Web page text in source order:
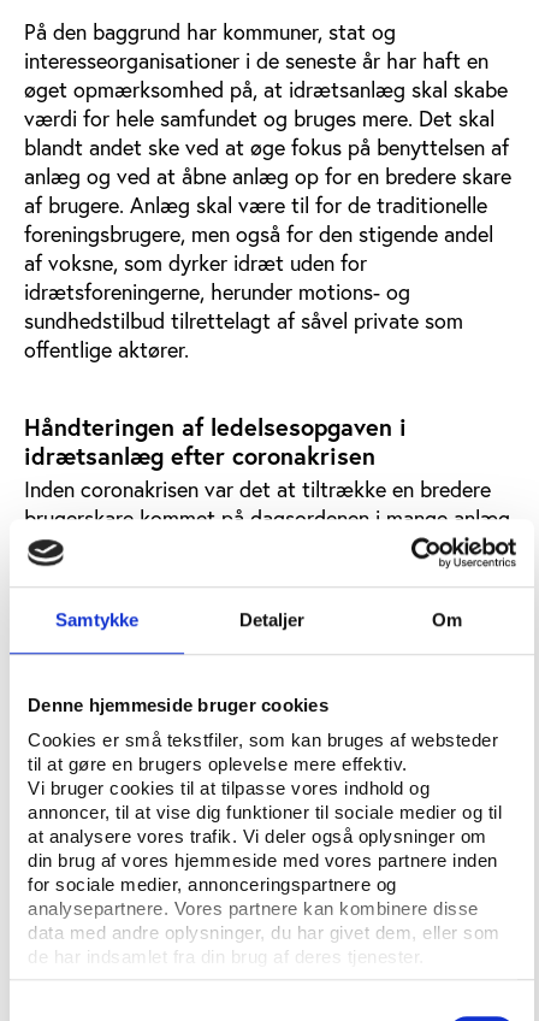
Samtykke Detaljer Om
Denne hjemmeside bruger cookies
Cookies er små tekstfiler, som kan bruges af websteder
til at gøre en brugers oplevelse mere effektiv.
Vi bruger cookies til at tilpasse vores indhold og
annoncer, til at vise dig funktioner til sociale medier og til
at analysere vores trafik. Vi deler også oplysninger om
din brug af vores hjemmeside med vores partnere inden
for sociale medier, annonceringspartnere og
analysepartnere. Vores partnere kan kombinere disse
data med andre oplysninger, du har givet dem, eller som
de har indsamlet fra din brug af deres tjenester.
På den baggrund har kommuner, stat og
interesseorganisationer i de seneste år har haft en
øget opmærksomhed på, at idrætsanlæg skal skabe
værdi for hele samfundet og bruges mere. Det skal
blandt andet ske ved at øge fokus på benyttelsen af
anlæg og ved at åbne anlæg op for en bredere skare
af brugere. Anlæg skal være til for de traditionelle
foreningsbrugere, men også for den stigende andel
af voksne, som dyrker idræt uden for
idrætsforeningerne, herunder motions- og
sundhedstilbud tilrettelagt af såvel private som
offentlige aktører.
Håndteringen af ledelsesopgaven i
idrætsanlæg efter coronakrisen
Inden coronakrisen var det at tiltrække en bredere
brugerskare kommet på dagsordenen i mange anlæg
og kommuner, og vi så masser af gode tiltag, der
åbnede idrætsanlæg for andre end foreningerne.
Men generelt er der en lang tradition for, at
anlægslederne fokuserer på den praktiske
adgang til anlægget, og hvordan tilstrækkelig
rengøring udføres. Mange anlægsledere vil derfor
være godt klædt på til at kunne foretage endnu
bedre rengøring samt systematisere foreningernes
adgang til anlægget, så det lever op til
myndighedernes anbefalinger. Altså håndtere
åbningen på en sundhedsforsvarlig måde.
Coronakrisen vil givetvis øge fokus på rengøring og
hygiejne, også fra brugernes side, men der er en